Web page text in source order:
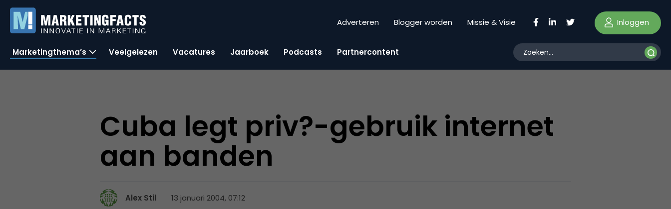
Adverteren Blogger worden Missie & Visie Inloggen
Marketingthema’s Veelgelezen Vacatures Jaarboek Podcasts Partnercontent
Cuba legt priv?-gebruik internet
aan banden
Alex Stil 13 januari 2004, 07:12